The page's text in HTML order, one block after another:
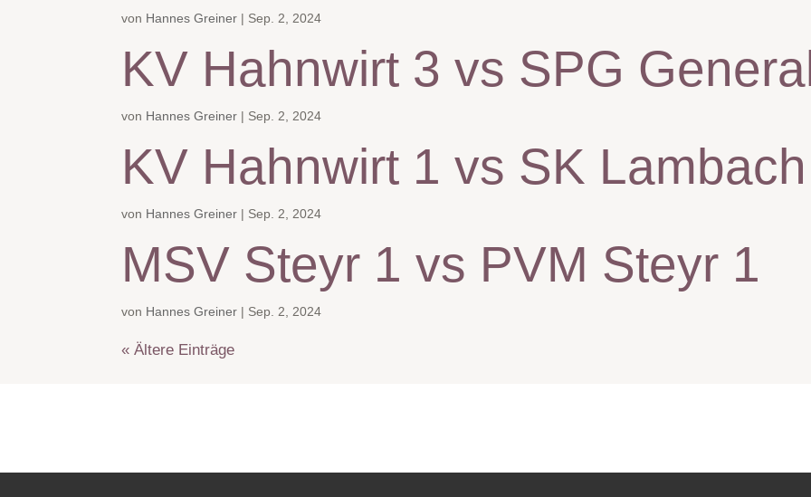
von Hannes Greiner | Sep. 2, 2024
KV Hahnwirt 3 vs SPG
von Hannes Greiner | Sep. 2, 2024
KV Hahnwirt 1 vs SK
von Hannes Greiner | Sep. 2, 2024
MSV Steyr 1 vs PVM Steyr 1
von Hannes Greiner | Sep. 2, 2024
« Ältere Einträge